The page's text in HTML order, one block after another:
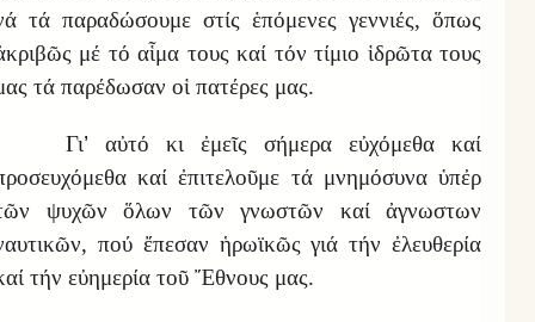
τά παραδώσουμε στίς ἑπόμενες γεννιές, ὅπως
μέ τό αἷμα τους καί τόν τίμιο ἱδρῶτα τους
τά παρέδωσαν οἱ πατέρες μας.
Γι’ αὐτό κι ἐμεῖς σήμερα εὐχόμεθα καί
καί ἐπιτελοῦμε τά μνημόσυνα ὑπἐρ
ψυχῶν ὅλων τῶν γνωστῶν καί ἀγνωστων
πού ἔπεσαν ἡρωϊκῶς γιά τήν ἐλευθερία
τήν εὐημερία τοῦ Ἔθνους μας.